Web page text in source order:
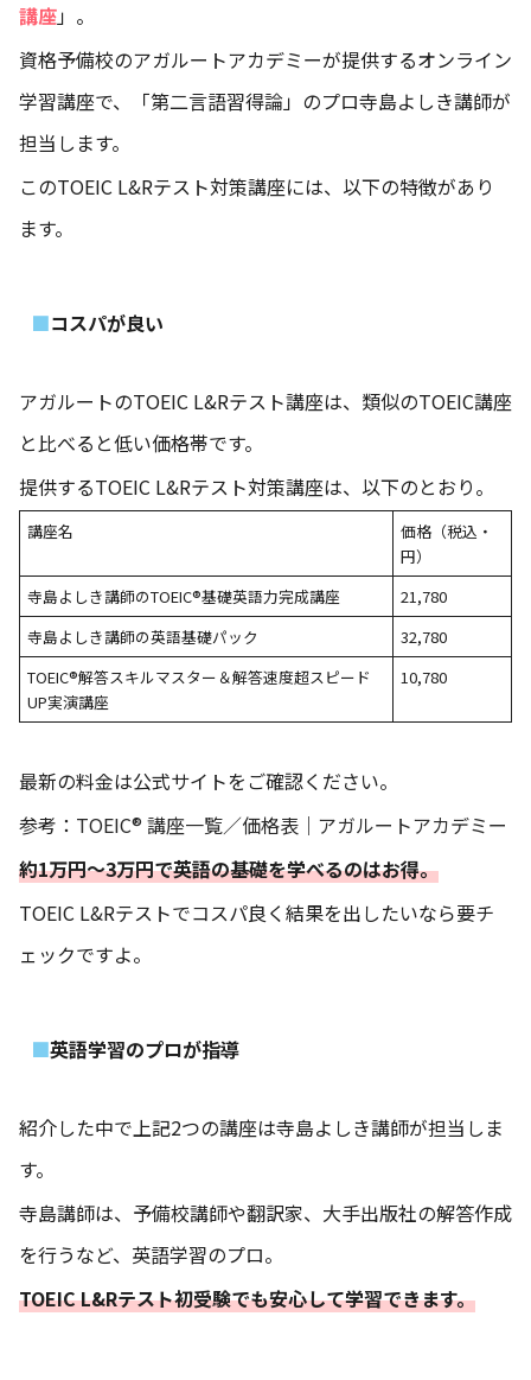
講座」。
資格予備校のアガルートアカデミーが提供するオンライン
学習講座で、「第二言語習得論」のプロ寺島よしき講師が
担当します。
このTOEIC L&Rテスト対策講座には、以下の特徴があり
ます。
コスパが良い
アガルートのTOEIC L&Rテスト講座は、類似のTOEIC講座
と比べると低い価格帯です。
提供するTOEIC L&Rテスト対策講座は、以下のとおり。
講座名
価格（税込・
円）
寺島よしき講師のTOEIC®基礎英語力完成講座
21,780
寺島よしき講師の英語基礎パック
32,780
TOEIC®解答スキルマスター＆解答速度超スピード
UP実演講座
10,780
最新の料金は公式サイトをご確認ください。
参考： TOEIC® 講座一覧／価格表｜アガルートアカデミー
約1万円〜3万円で英語の基礎を学べるのはお得。
TOEIC L&Rテストでコスパ良く結果を出したいなら要チ
ェックですよ。
英語学習のプロが指導
紹介した中で上記2つの講座は寺島よしき講師が担当しま
す。
寺島講師は、予備校講師や翻訳家、大手出版社の解答作成
を行うなど、英語学習のプロ。
TOEIC L&Rテスト初受験でも安心して学習できます。